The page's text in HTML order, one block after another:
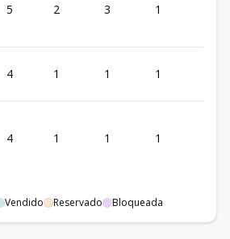
5 2 3 1
4 1 1 1
4 1 1 1
Vendido Reservado Bloqueada